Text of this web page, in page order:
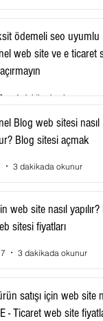
ödemeli seo uyumlu
web site ve e ticaret
1 dakikada okunur
Blog web sitesi nasıl
Blog sitesi açmak
3 dakikada okunur
web site nasıl yapılır?
sitesi fiyatları
3 dakikada okunur
satışı için web site
- Ticaret web site